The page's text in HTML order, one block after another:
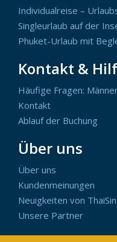
Individualreise –
Singleurlaub auf der
Phuket-Urlaub mit
Kontakt &
Häufige Fragen:
Kontakt
Ablauf der Buchung
Über uns
Über uns
Kundenmeinungen
Neuigkeiten von
Unsere Partner